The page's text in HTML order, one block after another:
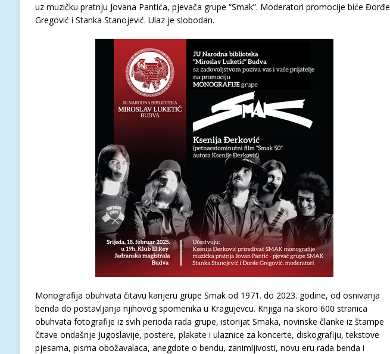
uz muzičku pratnju Jovana Pantića, pjevača grupe “Smak”. Moderatori promocije biće Đorđe
Gregović i Stanka Stanojević. Ulaz je slobodan.
Monografija obuhvata čitavu karijeru grupe Smak od 1971. do 2023. godine, od osnivanja
benda do postavljanja njihovog spomenika u Kragujevcu. Knjiga na skoro 600 stranica
obuhvata fotografije iz svih perioda rada grupe, istorijat Smaka, novinske članke iz štampe
čitave ondašnje Jugoslavije, postere, plakate i ulaznice za koncerte, diskografiju, tekstove
pjesama, pisma obožavalaca, anegdote o bendu, zanimljivosti, novu eru rada benda i